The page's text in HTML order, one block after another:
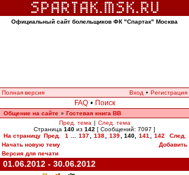
Официальный сайт болельщиков ФК "Спартак" Москва
Полная версия Вход • Регистрация
FAQ • Поиск
Общение на сайте » Гостевая книга ВВ
Пред. тема | След. тема
Страница 140 из 142 [ Сообщений: 7097 ]
На страницу Пред. 1 137 138 139 140, 141 142
След.
Начать новую тему
Добавить
Версия для печати
01.06.2012 - 30.06.2012